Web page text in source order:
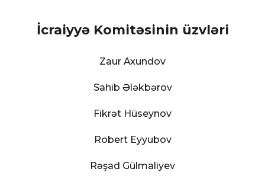
İcraiyyə Komitəsinin üzvləri
Zaur Axundov
Sahib Ələkbərov
Fikrət Hüseynov
Robert Eyyubov
Rəşad Gülmaliyev